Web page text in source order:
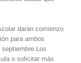
darán comienzo
para ambos
o solicitar más